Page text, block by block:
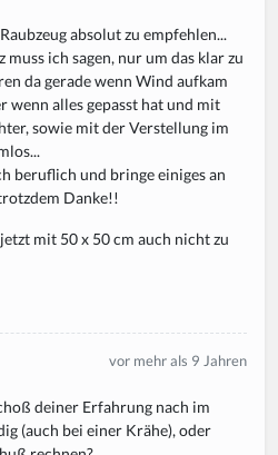
absolut zu empfehlen...
ich sagen, nur um das klar zu
da gerade wenn Wind aufkam
wenn alles gepasst hat und mit
sowie mit der Verstellung im
beruflich und bringe einiges an
Danke!!
mit 50 x 50 cm auch nicht zu
vor mehr als 9 Jahren
deiner Erfahrung nach im
(auch bei einer Krähe), oder